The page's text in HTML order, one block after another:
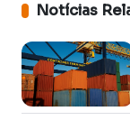
Notícias